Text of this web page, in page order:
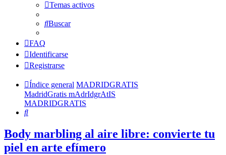
Temas activos
Buscar
FAQ
Identificarse
Registrarse
Índice general MADRIDGRATIS
MadridGratis mAdrIdgrAtIS
MADRIDGRATIS
Buscar
Body marbling al aire libre: convierte tu
piel en arte efímero